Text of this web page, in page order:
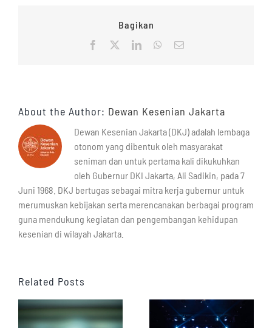
Bagikan
Facebook LinkedInWhatsApp
Email
About the Author: Dewan Kesenian Jakarta
Dewan Kesenian Jakarta (DKJ) adalah lembaga
otonom yang dibentuk oleh masyarakat
seniman dan untuk pertama kali dikukuhkan
oleh Gubernur DKI Jakarta, Ali Sadikin, pada 7
Juni 1968. DKJ bertugas sebagai mitra kerja gubernur untuk
merumuskan kebijakan serta merencanakan berbagai program
guna mendukung kegiatan dan pengembangan kehidupan
kesenian di wilayah Jakarta.
Related Posts